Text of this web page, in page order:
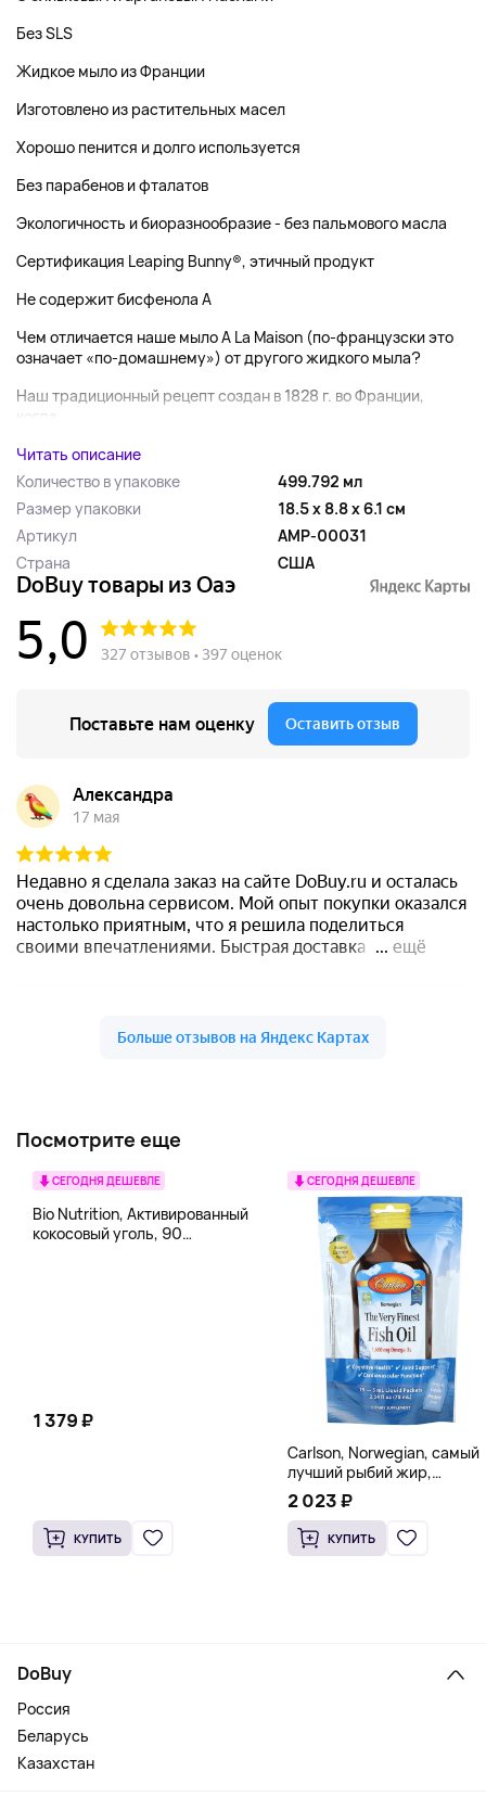
Без SLS
Жидкое мыло из Франции
Изготовлено из растительных масел
Хорошо пенится и долго используется
Без парабенов и фталатов
Экологичность и биоразнообразие - без пальмового масла
Сертификация Leaping Bunny®, этичный продукт
Не содержит бисфенола A
Чем отличается наше мыло A La Maison (по-французски это
означает «по-домашнему») от другого жидкого мыла?
Наш традиционный рецепт создан в 1828 г. во Франции,
когда...
Читать описание
Количество в упаковке
499.792 мл
Размер упаковки
18.5 x 8.8 x 6.1 см
Артикул
AMP-00031
Страна
США
Посмотрите еще
СЕГОДНЯ ДЕШЕВЛЕ
Bio Nutrition, Активированный
кокосовый уголь, 90
1 379 ₽
КУПИТЬ
СЕГОДНЯ ДЕШЕВЛЕ
Carlson, Norwegian, самый
лучший рыбий жир,
натуральный лимон, 15
пакетиков (5 мл) каждый
2 023 ₽
КУПИТЬ
DoBuy
Россия
Беларусь
Казахстан